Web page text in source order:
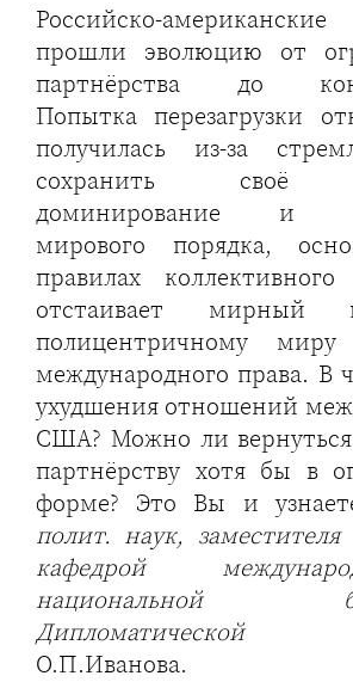
Российско-
прошли эволюцию от
партнёрства до
Попытка перезагрузки
получилась из-за
сохранить своё
доминирование и
мирового порядка,
правилах
отстаивает мирный
полицентричному
международного права. В
ухудшения отношений
США? Можно ли
партнёрству хотя бы в
форме? Это Вы и
полит. наук, заместителя
кафедрой
национальной
Дипломатической
О.П.Иванова.